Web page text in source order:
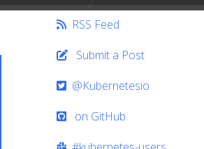
RSS Feed
Submit a Post
@Kubernetesio
on GitHub